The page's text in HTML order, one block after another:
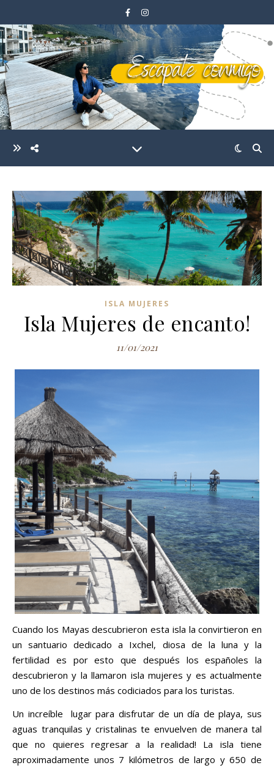
ISLA MUJERES
Isla Mujeres de encanto!
11/01/2021
Cuando los Mayas descubrieron esta isla la convirtieron en
un santuario dedicado a Ixchel, diosa de la luna y la
fertilidad es por esto que después los españoles la
descubrieron y la llamaron isla mujeres y es actualmente
uno de los destinos más codiciados para los turistas.
Un increíble lugar para disfrutar de un día de playa, sus
aguas tranquilas y cristalinas te envuelven de manera tal
que no quieres regresar a la realidad! La isla tiene
aproximadamente unos 7 kilómetros de largo y 650 de